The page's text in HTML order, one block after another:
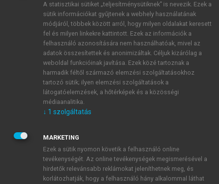
ÚJ FIÓK LÉTREHOZÁSA
1 óra díjmentes hozzáférés
E-MAIL-CÍM
JELSZÓ
JELSZÓ ÚJRA
A statisztikai sütiket „teljesítménysütiknek” is nevezik. Ezek a
sütik információkat gyűjtenek a webhely használatának
módjáról, többek között arról, hogy milyen oldalakat keresett
fel és milyen linkekre kattintott. Ezek az információk a
felhasználó azonosítására nem használhatóak, mivel az
adatok összesítettek és anonimizáltak. Céljuk kizárólag a
weboldal funkcióinak javítása. Ezek közé tartoznak a
harmadik féltől származó elemzési szolgáltatásokhoz
tartozó sütik; ilyen elemzési szolgáltatások a
látogatóelemzések, a hőtérképek és a közösségi
médiaanalitika.
↓ 1 szolgáltatás
MARKETING
Ezek a sütik nyomon követik a felhasználó online
tevékenységét. Az online tevékenységek megismerésével a
hirdetők relevánsabb reklámokat jeleníthetnek meg, és
korlátozhatják, hogy a felhasználó hány alkalommal láthat